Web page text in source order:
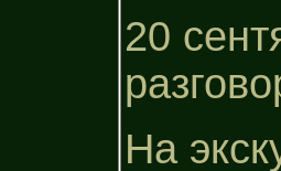
20
На